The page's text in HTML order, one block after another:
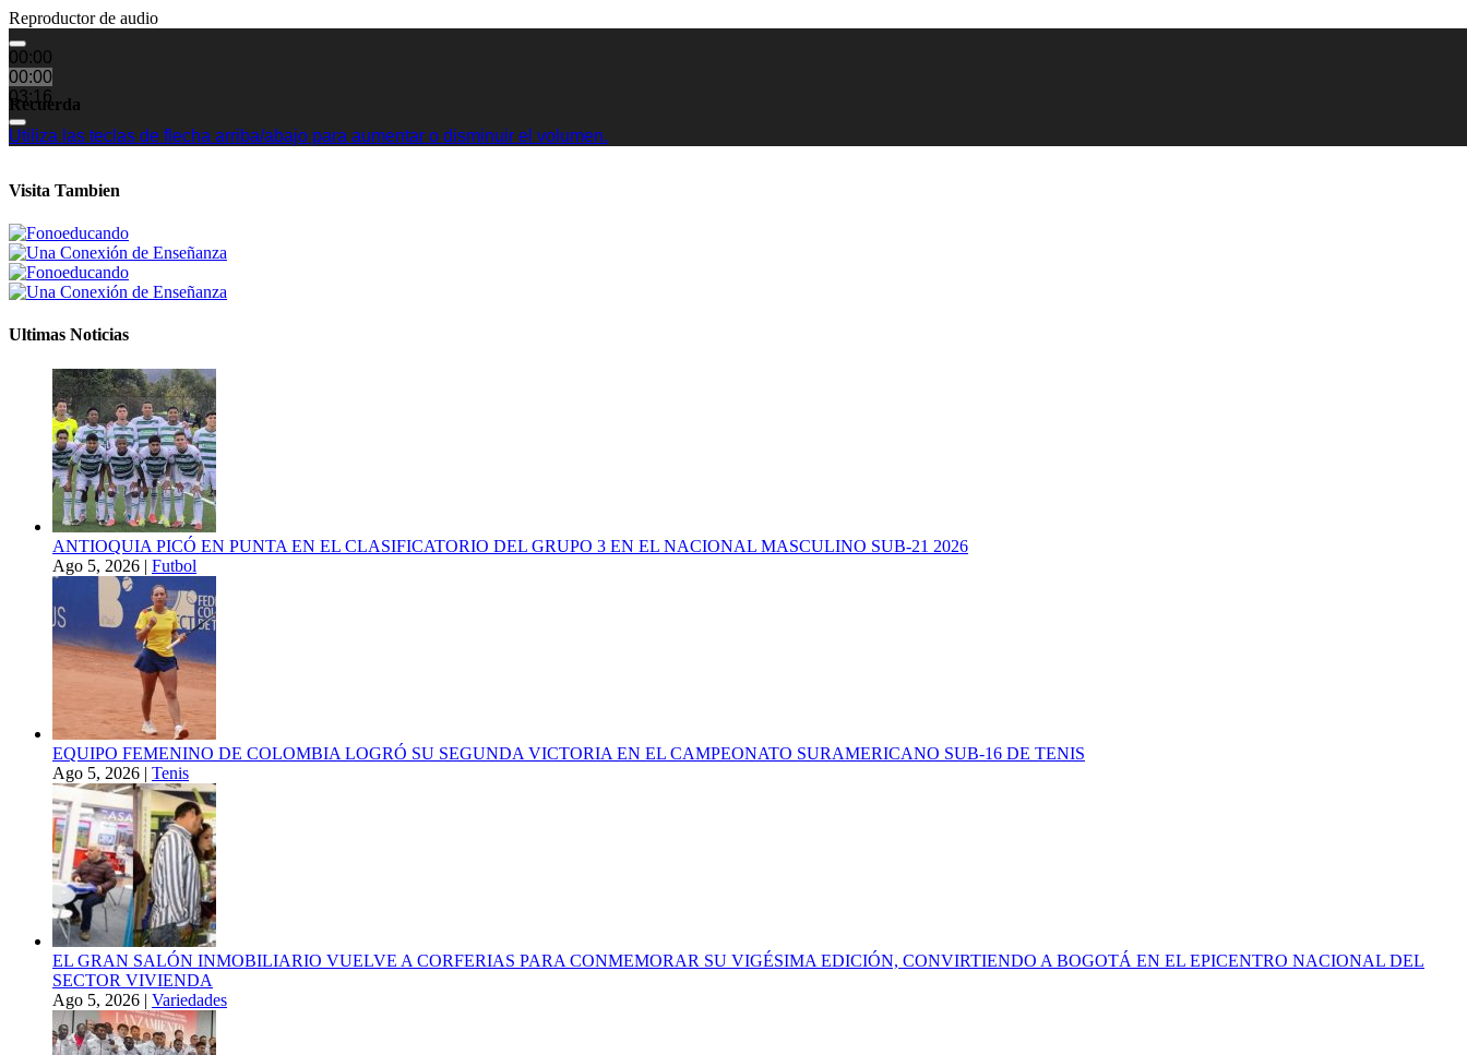
Reproductor de audio
00:00
00:00
03:16
Utiliza las teclas de flecha arriba/abajo para aumentar o disminuir el volumen.
Recuerda
Visita Tambien
Ultimas Noticias
ANTIOQUIA PICÓ EN PUNTA EN EL CLASIFICATORIO DEL GRUPO 3 EN EL NACIONAL MASCULINO SUB-21 2026
Ago 5, 2026 | Futbol
EQUIPO FEMENINO DE COLOMBIA LOGRÓ SU SEGUNDA VICTORIA EN EL CAMPEONATO SURAMERICANO SUB-16 DE TENIS
Ago 5, 2026 | Tenis
EL GRAN SALÓN INMOBILIARIO VUELVE A CORFERIAS PARA CONMEMORAR SU VIGÉSIMA EDICIÓN, CONVIRTIENDO A BOGOTÁ EN EL EPICENTRO NACIONAL DEL
SECTOR VIVIENDA
Ago 5, 2026 | Variedades